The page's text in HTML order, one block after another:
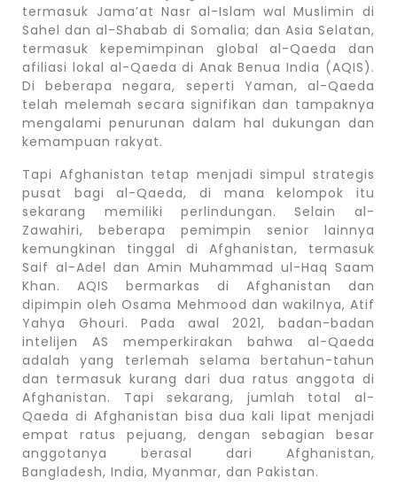
termasuk Jama’at Nasr al-Islam wal Muslimin di
Sahel dan al-Shabab di Somalia; dan Asia Selatan,
termasuk kepemimpinan global al-Qaeda dan
afiliasi lokal al-Qaeda di Anak Benua India (AQIS).
Di beberapa negara, seperti Yaman, al-Qaeda
telah melemah secara signifikan dan tampaknya
mengalami penurunan dalam hal dukungan dan
kemampuan rakyat.
Tapi Afghanistan tetap menjadi simpul strategis
pusat bagi al-Qaeda, di mana kelompok itu
sekarang memiliki perlindungan. Selain al-
Zawahiri, beberapa pemimpin senior lainnya
kemungkinan tinggal di Afghanistan, termasuk
Saif al-Adel dan Amin Muhammad ul-Haq Saam
Khan. AQIS bermarkas di Afghanistan dan
dipimpin oleh Osama Mehmood dan wakilnya, Atif
Yahya Ghouri. Pada awal 2021, badan-badan
intelijen AS memperkirakan bahwa al-Qaeda
adalah yang terlemah selama bertahun-tahun
dan termasuk kurang dari dua ratus anggota di
Afghanistan. Tapi sekarang, jumlah total al-
Qaeda di Afghanistan bisa dua kali lipat menjadi
empat ratus pejuang, dengan sebagian besar
anggotanya berasal dari Afghanistan,
Bangladesh, India, Myanmar, dan Pakistan.